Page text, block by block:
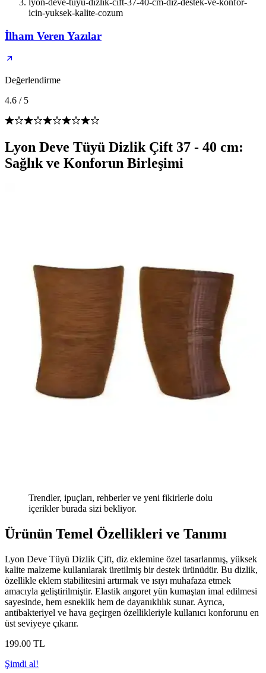
lyon-deve-tuyu-dizlik-cift-37-40-cm-diz-destek-ve-konfor-
icin-yuksek-kalite-cozum
İlham Veren Yazılar
Değerlendirme
4.6 / 5
Lyon Deve Tüyü Dizlik Çift 37 - 40 cm:
Sağlık ve Konforun Birleşimi
Trendler, ipuçları, rehberler ve yeni fikirlerle dolu
içerikler burada sizi bekliyor.
Ürünün Temel Özellikleri ve Tanımı
Lyon Deve Tüyü Dizlik Çift, diz eklemine özel tasarlanmış, yüksek
kalite malzeme kullanılarak üretilmiş bir destek ürünüdür. Bu dizlik,
özellikle eklem stabilitesini artırmak ve ısıyı muhafaza etmek
amacıyla geliştirilmiştir. Elastik angoret yün kumaştan imal edilmesi
sayesinde, hem esneklik hem de dayanıklılık sunar. Ayrıca,
antibakteriyel ve hava geçirgen özellikleriyle kullanıcı konforunu en
üst seviyeye çıkarır.
199.00 TL
Şimdi al!